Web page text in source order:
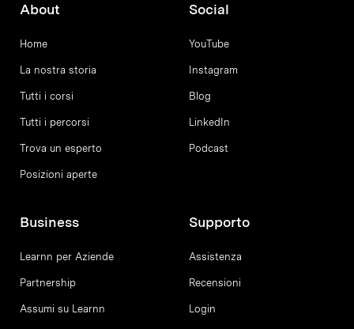
About
Home
La nostra storia
Tutti i corsi
Tutti i percorsi
Trova un esperto
Posizioni aperte
Social
YouTube
Instagram
Blog
LinkedIn
Podcast
Business
Learnn per Aziende
Partnership
Assumi su Learnn
Supporto
Assistenza
Recensioni
Login